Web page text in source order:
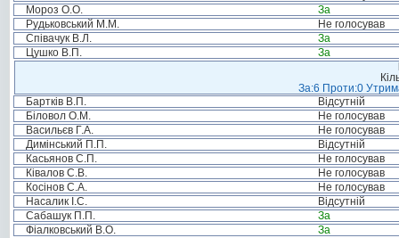
Мороз О.О.
За
Рудьковський М.М.
Не голосував
Співачук В.Л.
За
Цушко В.П.
За
За:6 Проти:0
Бартків В.П.
Відсутній
Біловол О.М.
Не голосував
Васильєв Г.А.
Не голосував
Димінський П.П.
Відсутній
Касьянов С.П.
Не голосував
Ківалов С.В.
Не голосував
Косінов С.А.
Не голосував
Насалик І.С.
Відсутній
Сабашук П.П.
За
Фіалковський В.О.
За